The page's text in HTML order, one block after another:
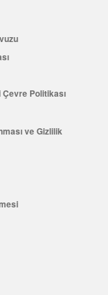
Çevre Politikası
ve Gizlilik